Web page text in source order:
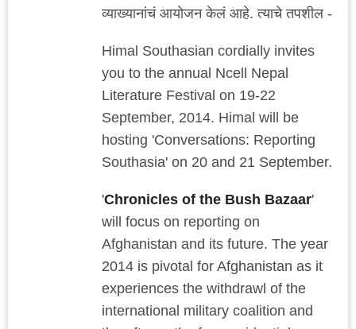
व्याख्यानांचं आयोजन केलं आहे. त्याचे तपशील -
Himal Southasian cordially invites
you to the annual Ncell Nepal
Literature Festival on 19-22
September, 2014. Himal will be
hosting 'Conversations: Reporting
Southasia' on 20 and 21 September.
'Chronicles of the Bush Bazaar'
will focus on reporting on
Afghanistan and its future. The year
2014 is pivotal for Afghanistan as it
experiences the withdrawl of the
international military coalition and